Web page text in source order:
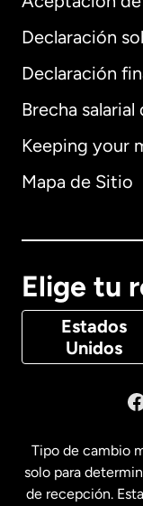
Declaración
Declaración
Brecha
Keeping your
Mapa de Sitio
Elige tu
Estados
Unidos
Canadá
Tipo de cambio
solo para
de recepción.